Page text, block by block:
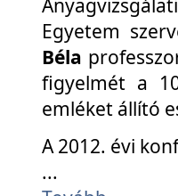
Egyetem
Béla
figyelmét a
emléket állító
A 2012. évi
...